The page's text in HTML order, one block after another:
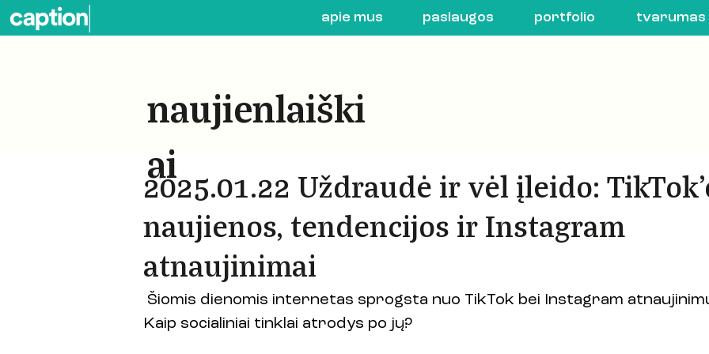
apie mus paslaugos portfolio tvarumas
naujienlaiški
ai
2025.01.22 Uždraudė ir vėl įleido:
naujienos, tendencijos ir Instagram
atnaujinimai
Šiomis dienomis internetas sprogsta nuo TikTok bei Instagram
Kaip socialiniai tinklai atrodys po jų?